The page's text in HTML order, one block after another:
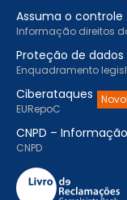
Assuma o controle
Informação direitos
Proteção de dados
Enquadramento
Ciberataques
EURepoC
Novo!
CNPD – Informação
CNPD